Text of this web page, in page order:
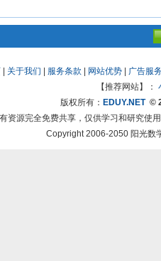
关于我们 服务条款 网站优势
广告服
【推荐网站】：
版权所有： EDUY.NET©
有资源完全免费共享，仅供学习和研究
Copyright 2006-2050 阳光数